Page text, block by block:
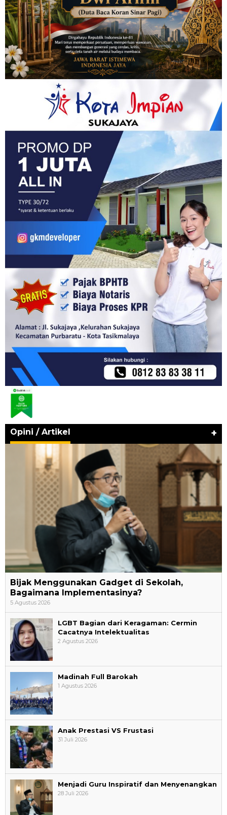
Opini / Artikel +
Bijak Menggunakan Gadget di Sekolah,
Bagaimana Implementasinya?
5 Agustus 2026
LGBT Bagian dari Keragaman: Cermin
Cacatnya Intelektualitas
2 Agustus 2026
Madinah Full Barokah
1 Agustus 2026
Anak Prestasi VS Frustasi
31 Juli 2026
Menjadi Guru Inspiratif dan Menyenangkan
28 Juli 2026